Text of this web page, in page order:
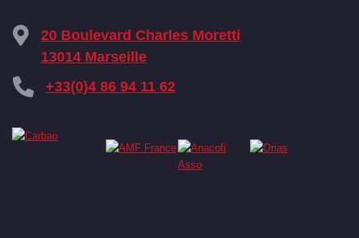
20 Boulevard Charles Moretti
13014 Marseille
+33(0)4 86 94 11 62